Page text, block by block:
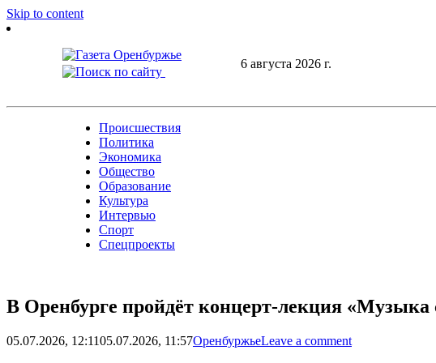
Skip to content
6 августа 2026 г.
Происшествия
Политика
Экономика
Общество
Образование
Культура
Интервью
Спорт
Спецпроекты
В Оренбурге пройдёт концерт-лекция «Музыка
05.07.2026, 12:1105.07.2026, 11:57ОренбуржьеLeave a comment